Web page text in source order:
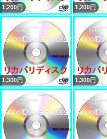
1,200円 いいね！
1,200円
1,300円 いいね！
1,300円